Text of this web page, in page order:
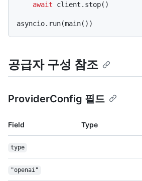
await client.stop()
공급자 구성 참조
ProviderConfig 필드
Field Type
type
"openai"